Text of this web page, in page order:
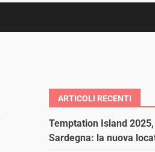
ARTICOLI RECENTI
Temptation Island
Sardegna: la nuova